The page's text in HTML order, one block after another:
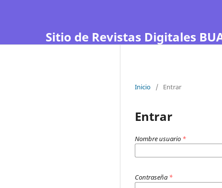
Sitio de Revistas Digitales
Inicio / Entrar
Entrar
Nombre usuario *
Contraseña *